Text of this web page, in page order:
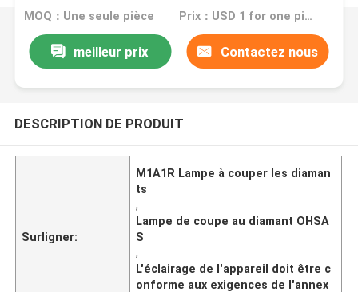
Homologation OHSAS
MOQ：Une seule pièce Prix：USD 1 for one piece
meilleur prix Contactez nous
DESCRIPTION DE PRODUIT
Surligner:
M1A1R Lampe à couper les diaman
ts
,
Lampe de coupe au diamant OHSA
S
,
L'éclairage de l'appareil doit être c
onforme aux exigences de l'annex